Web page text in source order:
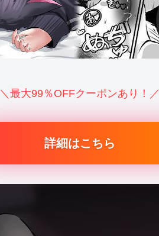
＼最大99％OFFクーポンあり！／
詳細はこちら